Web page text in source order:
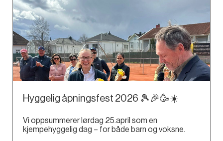
Hyggelig åpningsfest 2026 🎾🎉🥳☀️
Vi oppsummerer lørdag 25.april som en
kjempehyggelig dag – for både barn og voksne.